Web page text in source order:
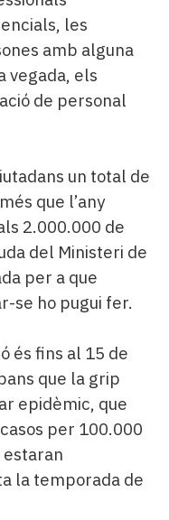
les
amb alguna
vegada, els
de personal
un total de
que l’any
2.000.000 de
del Ministeri de
per a que
se ho pugui fer.
és fins al 15 de
que la grip
epidèmic, que
per 100.000
estaran
la temporada de